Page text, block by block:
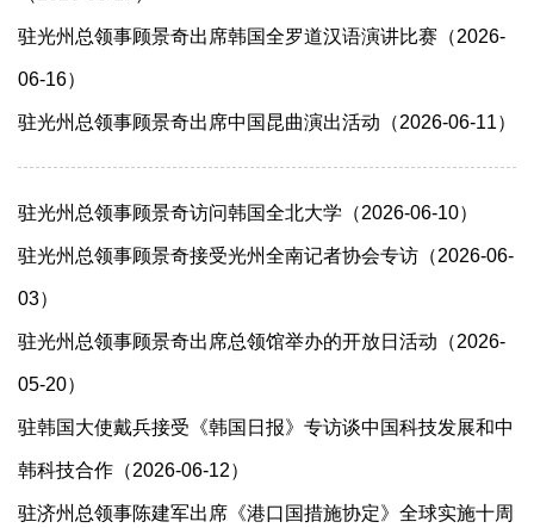
驻光州总领事顾景奇出席韩国全罗道汉语演讲比赛（2026-
06-16）
驻光州总领事顾景奇出席中国昆曲演出活动（2026-06-11）
驻光州总领事顾景奇访问韩国全北大学（2026-06-10）
驻光州总领事顾景奇接受光州全南记者协会专访（2026-06-
03）
驻光州总领事顾景奇出席总领馆举办的开放日活动（2026-
05-20）
驻韩国大使戴兵接受《韩国日报》专访谈中国科技发展和中
韩科技合作（2026-06-12）
驻济州总领事陈建军出席《港口国措施协定》全球实施十周